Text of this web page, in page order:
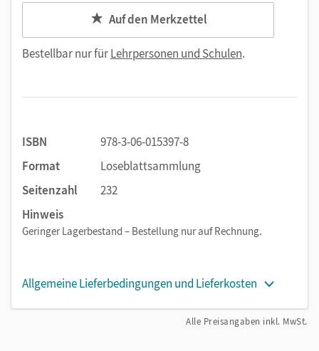
Auf den Merkzettel
Bestellbar nur fürLehrpersonen und Schulen.
ISBN
978-3-06-015397-8
Format
Loseblattsammlung
Seitenzahl
232
Hinweis
Geringer Lagerbestand – Bestellung nur auf Rechnung.
Allgemeine Lieferbedingungen und Lieferkosten
Alle Preisangaben inkl. MwSt.